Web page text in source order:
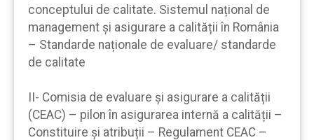
conceptului de calitate. Sistemul național de
management și asigurare a calității în România
– Standarde naționale de evaluare/ standarde
de calitate
II- Comisia de evaluare și asigurare a calității
(CEAC) – pilon în asigurarea internă a calității –
Constituire și atribuții – Regulament CEAC –